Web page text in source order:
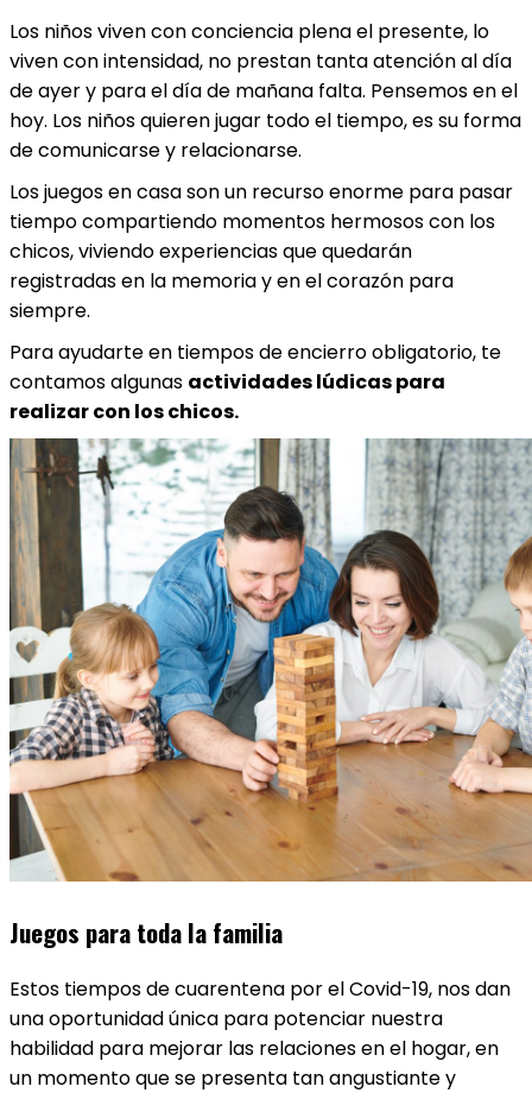
Los niños viven con conciencia plena el presente, lo
viven con intensidad, no prestan tanta atención al día
de ayer y para el día de mañana falta. Pensemos en el
hoy. Los niños quieren jugar todo el tiempo, es su forma
de comunicarse y relacionarse.
Los juegos en casa son un recurso enorme para pasar
tiempo compartiendo momentos hermosos con los
chicos, viviendo experiencias que quedarán
registradas en la memoria y en el corazón para
siempre.
Para ayudarte en tiempos de encierro obligatorio, te
contamos algunas actividades lúdicas para
realizar con los chicos.
Juegos para toda la familia
Estos tiempos de cuarentena por el Covid-19, nos dan
una oportunidad única para potenciar nuestra
habilidad para mejorar las relaciones en el hogar, en
un momento que se presenta tan angustiante y